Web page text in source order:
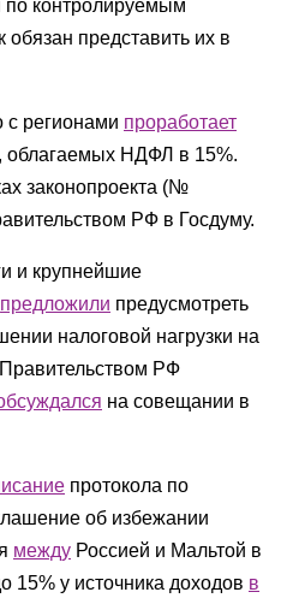
контролируемым
представить их в
регионами проработает
облагаемых НДФЛ в 15%.
законопроекта (№
РФ в Госдуму.
и крупнейшие
предложили предусмотреть
налоговой нагрузки на
РФ
на совещании в
протокола по
об избежании
между Россией и Мальтой в
15% у источника доходов в